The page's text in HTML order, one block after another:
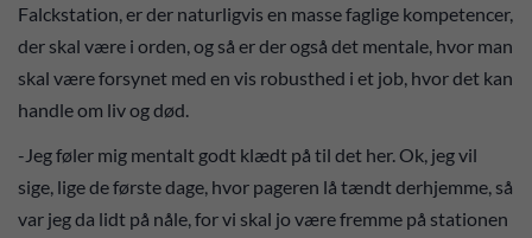
Falckstation, er der naturligvis en masse faglige kompetencer,
der skal være i orden, og så er der også det mentale, hvor man
skal være forsynet med en vis robusthed i et job, hvor det kan
handle om liv og død.
-Jeg føler mig mentalt godt klædt på til det her. Ok, jeg vil
sige, lige de første dage, hvor pageren lå tændt derhjemme, så
var jeg da lidt på nåle, for vi skal jo være fremme på stationen